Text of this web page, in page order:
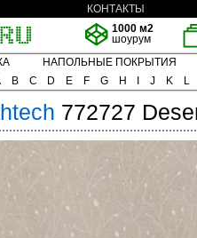
КОНТАКТЫ
1000 м2
шоурум
НАПОЛЬНЫЕ ПОКРЫТИЯ
B C D E F G H J K L
772727